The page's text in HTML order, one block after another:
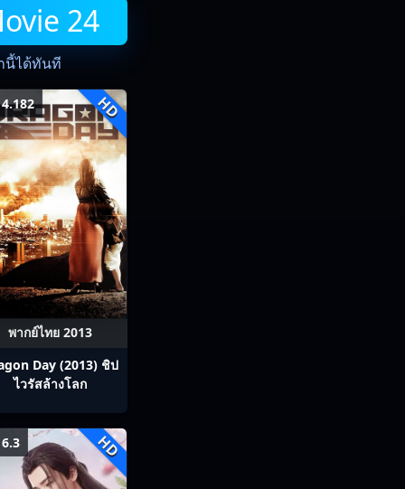
24
นี้ได้ทันที
HD
พากย์ไทย 2013
Day (2013) ชิป
ไวรัสล้างโลก
HD